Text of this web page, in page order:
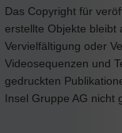
Das Copyright für
erstellte Objekte bleibt
Vervielfältigung oder
Videosequenzen und
gedruckten
Insel Gruppe AG nicht